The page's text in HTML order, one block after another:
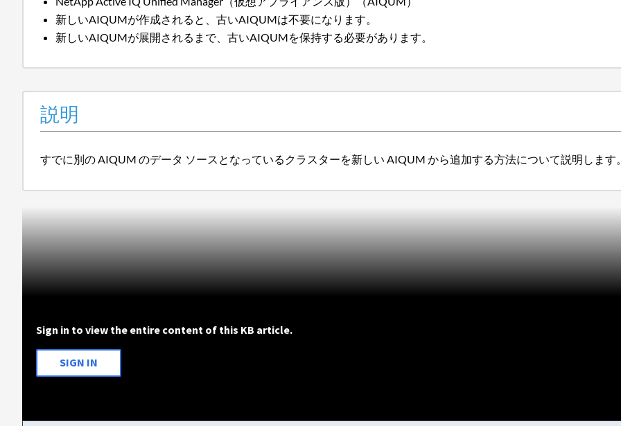
新しいAIQUMが作成されると、古いAIQUMは不要になります。
新しいAIQUMが展開されるまで、古いAIQUMを保持する必要があります。
説明
すでに別の AIQUM のデータ ソースとなっているクラスターを新しい AIQUM から追加する方法について説明します
Sign in to view the entire content of this KB article.
SIGN IN